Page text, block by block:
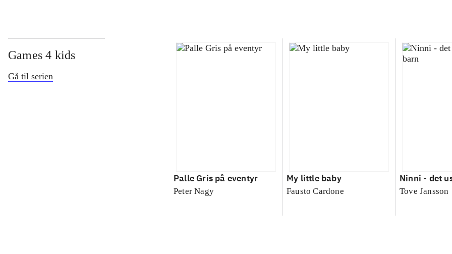
Games 4 kids
Gå til serien
Palle Gris på eventyr
Peter Nagy
My little baby
Fausto Cardone
Ninni - det
Tove Jansson